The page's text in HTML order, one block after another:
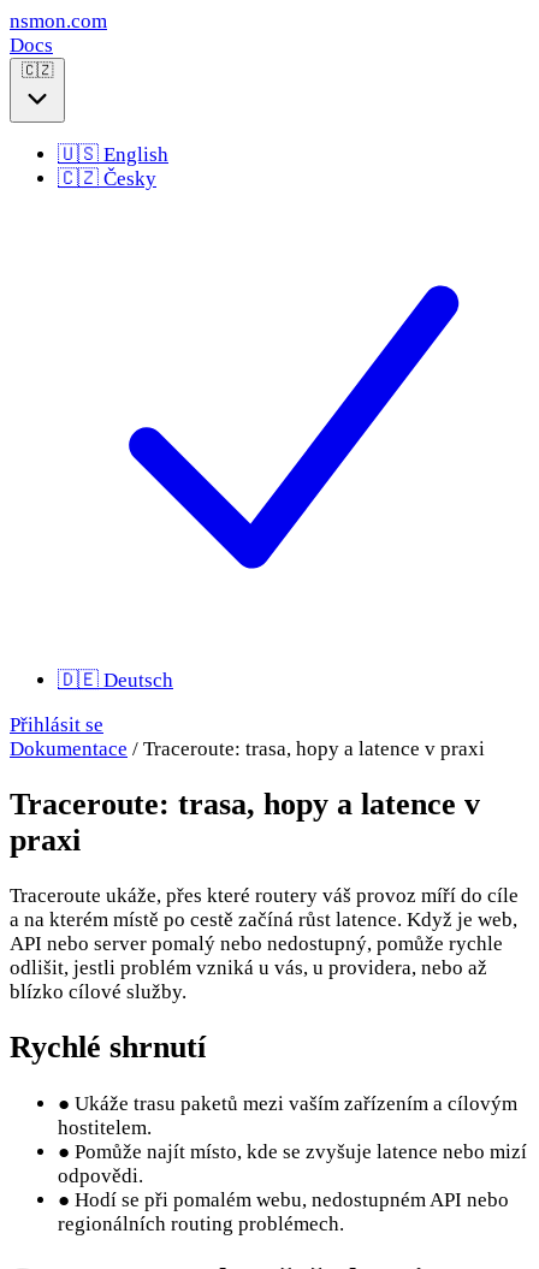
nsmon.com
Docs
🇨🇿
🇺🇸 English
🇨🇿 Česky
🇩🇪 Deutsch
Přihlásit se
Dokumentace / Traceroute: trasa, hopy a latence v praxi
Traceroute: trasa, hopy a latence v
praxi
Traceroute ukáže, přes které routery váš provoz míří do cíle
a na kterém místě po cestě začíná růst latence. Když je web,
API nebo server pomalý nebo nedostupný, pomůže rychle
odlišit, jestli problém vzniká u vás, u providera, nebo až
blízko cílové služby.
Rychlé shrnutí
● Ukáže trasu paketů mezi vaším zařízením a cílovým
hostitelem.
● Pomůže najít místo, kde se zvyšuje latence nebo mizí
odpovědi.
● Hodí se při pomalém webu, nedostupném API nebo
regionálních routing problémech.